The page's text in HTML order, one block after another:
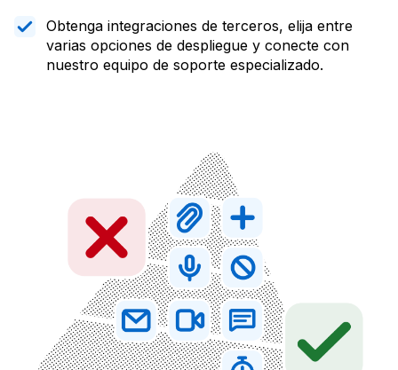
Obtenga integraciones de terceros, elija entre
varias opciones de despliegue y conecte con
nuestro equipo de soporte especializado.